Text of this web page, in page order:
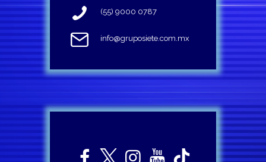
(55) 9000 0787
info@gruposiete.com.mx